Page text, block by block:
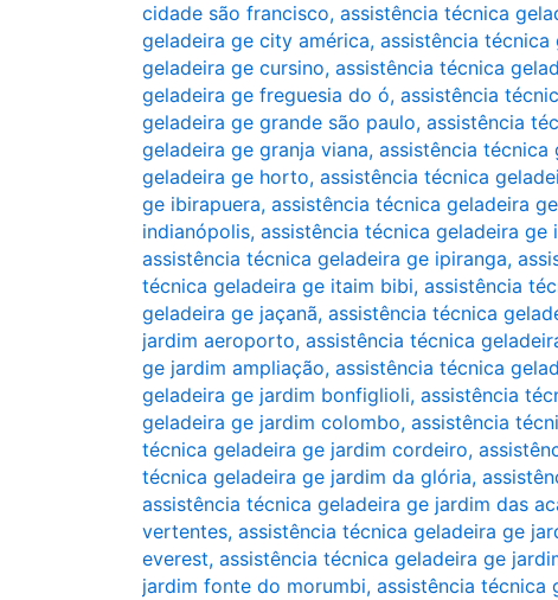
cidade são francisco, assistência técnica
geladeira ge city américa, assistência técnica
geladeira ge cursino, assistência técnica
geladeira ge freguesia do ó, assistência
geladeira ge grande são paulo, assistência
geladeira ge granja viana, assistência técnica
geladeira ge horto, assistência técnica
ge ibirapuera, assistência técnica geladeira
indianópolis, assistência técnica geladeira ge
assistência técnica geladeira ge ipiranga,
técnica geladeira ge itaim bibi, assistência
geladeira ge jaçanã, assistência técnica
jardim aeroporto, assistência técnica
ge jardim ampliação, assistência técnica
geladeira ge jardim bonfiglioli, assistência
geladeira ge jardim colombo, assistência
técnica geladeira ge jardim cordeiro,
técnica geladeira ge jardim da glória,
assistência técnica geladeira ge jardim das
vertentes, assistência técnica geladeira ge
everest, assistência técnica geladeira ge
jardim fonte do morumbi, assistência técnica